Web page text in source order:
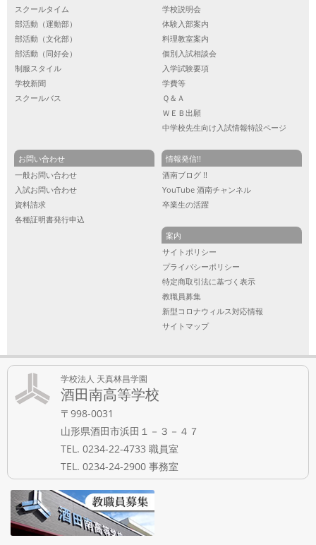
スクールタイム
部活動（運動部）
部活動（文化部）
部活動（同好会）
制服スタイル
学校新聞
スクールバス
学校説明会
体験入部案内
料理教室案内
個別入試相談会
入学試験要項
学費等
Ｑ＆Ａ
ＷＥＢ出願
中学校先生向け入試情報特設ページ
お問い合わせ
一般お問い合わせ
入試お問い合わせ
資料請求
各種証明書発行申込
情報発信!!
酒南ブログ !!
YouTube 酒南チャンネル
卒業生の活躍
案内
サイトポリシー
プライバシーポリシー
特定商取引法に基づく表示
教職員募集
新型コロナウィルス対応情報
サイトマップ
学校法人 天真林昌学園
酒田南高等学校
〒998-0031
山形県酒田市浜田１－３－４７
TEL. 0234-22-4733 職員室
TEL. 0234-24-2900 事務室